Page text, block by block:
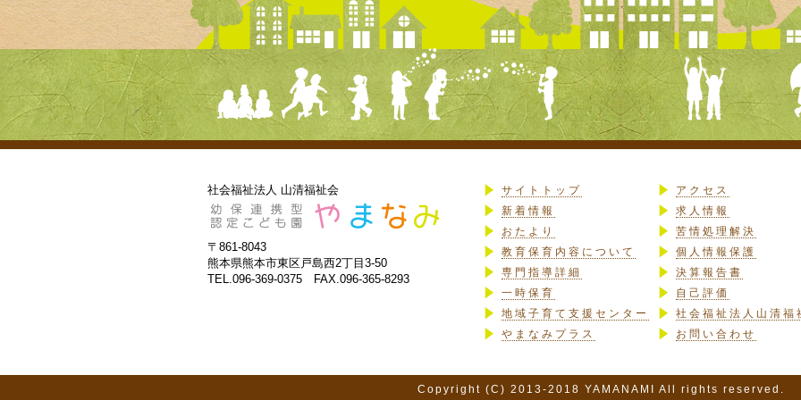
社会福祉法人 山清福祉会
〒861-8043
熊本県熊本市東区戸島西2丁目3-50
TEL.096-369-0375 FAX.096-365-8293
サイトトップ
新着情報
おたより
教育保育内容について
専門指導詳細
一時保育
地域子育て支援センター
やまなみプラス
アクセス
求人情報
苦情処理解決
個人情報保護
決算報告書
自己評価
社会福祉法人山清福
お問い合わせ
Copyright (C) 2013-2018 YAMANAMI All rights reserved.